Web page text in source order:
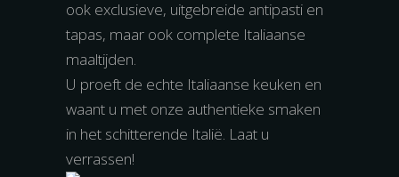
ook exclusieve, uitgebreide antipasti en
tapas, maar ook complete Italiaanse
maaltijden.
U proeft de echte Italiaanse keuken en
waant u met onze authentieke smaken
in het schitterende Italië. Laat u
verrassen!